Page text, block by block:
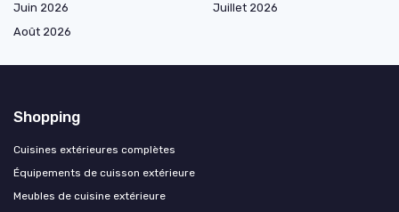
Juin 2026
Juillet 2026
Août 2026
Shopping
Cuisines extérieures complètes
Équipements de cuisson extérieure
Meubles de cuisine extérieure